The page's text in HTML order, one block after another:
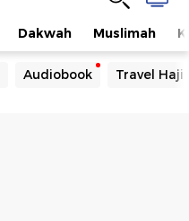
Dakwah Muslimah
Audiobook Travel Haji